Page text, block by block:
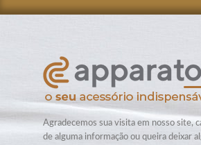
Agradecemos sua visita em nosso site,
de alguma informação ou queira deixar